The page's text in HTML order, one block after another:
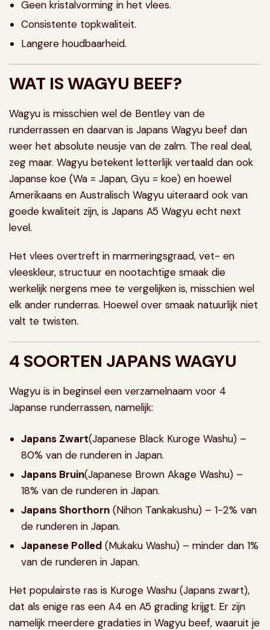
Geen kristalvorming in het vlees.
Consistente topkwaliteit.
Langere houdbaarheid.
WAT IS WAGYU BEEF?
Wagyu is misschien wel de Bentley van de
runderrassen en daarvan is Japans Wagyu beef dan
weer het absolute neusje van de zalm. The real deal,
zeg maar. Wagyu betekent letterlijk vertaald dan ook
Japanse koe (Wa = Japan, Gyu = koe) en hoewel
Amerikaans en Australisch Wagyu uiteraard ook van
goede kwaliteit zijn, is Japans A5 Wagyu echt next
level.
Het vlees overtreft in marmeringsgraad, vet- en
vleeskleur, structuur en nootachtige smaak die
werkelijk nergens mee te vergelijken is, misschien wel
elk ander runderras. Hoewel over smaak natuurlijk niet
valt te twisten.
4 SOORTEN JAPANS WAGYU
Wagyu is in beginsel een verzamelnaam voor 4
Japanse runderrassen, namelijk:
Japans Zwart(Japanese Black Kuroge Washu) –
80% van de runderen in Japan.
Japans Bruin(Japanese Brown Akage Washu) –
18% van de runderen in Japan.
Japans Shorthorn (Nihon Tankakushu) – 1-2% van
de runderen in Japan.
Japanese Polled (Mukaku Washu) – minder dan 1%
van de runderen in Japan.
Het populairste ras is Kuroge Washu (Japans zwart),
dat als enige ras een A4 en A5 grading krijgt. Er zijn
namelijk meerdere gradaties in Wagyu beef, waaruit je